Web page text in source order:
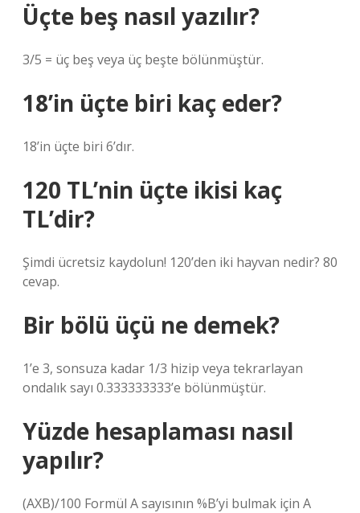
Üçte beş nasıl yazılır?
3/5 = üç beş veya üç beşte bölünmüştür.
18’in üçte biri kaç eder?
18’in üçte biri 6’dır.
120 TL’nin üçte ikisi kaç
TL’dir?
Şimdi ücretsiz kaydolun! 120’den iki hayvan nedir? 80
cevap.
Bir bölü üçü ne demek?
1’e 3, sonsuza kadar 1/3 hizip veya tekrarlayan
ondalık sayı 0.333333333’e bölünmüştür.
Yüzde hesaplaması nasıl
yapılır?
(AXB)/100 Formül A sayısının %B’yi bulmak için A